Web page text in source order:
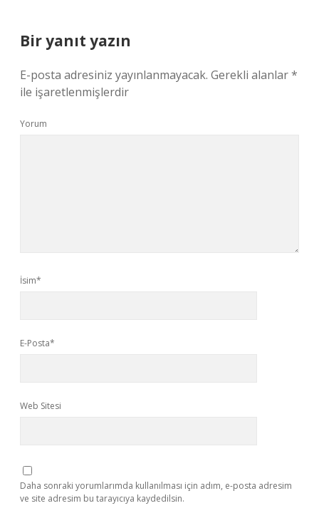
Bir yanıt yazın
E-posta adresiniz yayınlanmayacak. Gerekli alanlar*
ile işaretlenmişlerdir
Yorum
İsim*
E-Posta*
Web Sitesi
Daha sonraki yorumlarımda kullanılması için adım, e-posta adresim
ve site adresim bu tarayıcıya kaydedilsin.